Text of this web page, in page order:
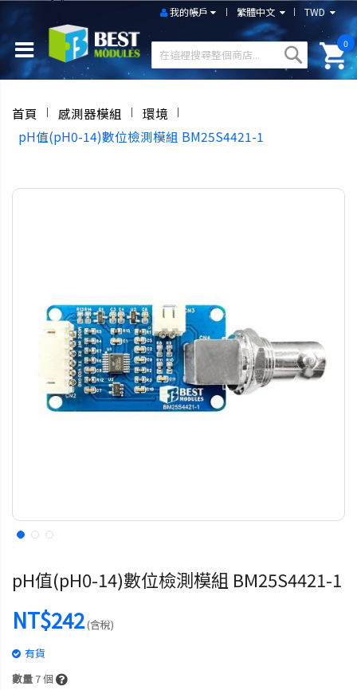
TWD
繁體中文
我的帳戶
0
首頁 感測器模組
環境
pH值(pH0-14)數位檢測模組 BM25S4421-1
pH值(pH0-14)數位檢測模組 BM25S4421-1
NT$242(含稅)
有貨
數量 7個